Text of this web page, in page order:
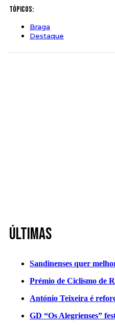
Tópicos:
Braga
Destaque
Últimas
Sandinenses quer
Prémio de Ciclismo de
António Teixeira é
GD “Os Alegrienses”